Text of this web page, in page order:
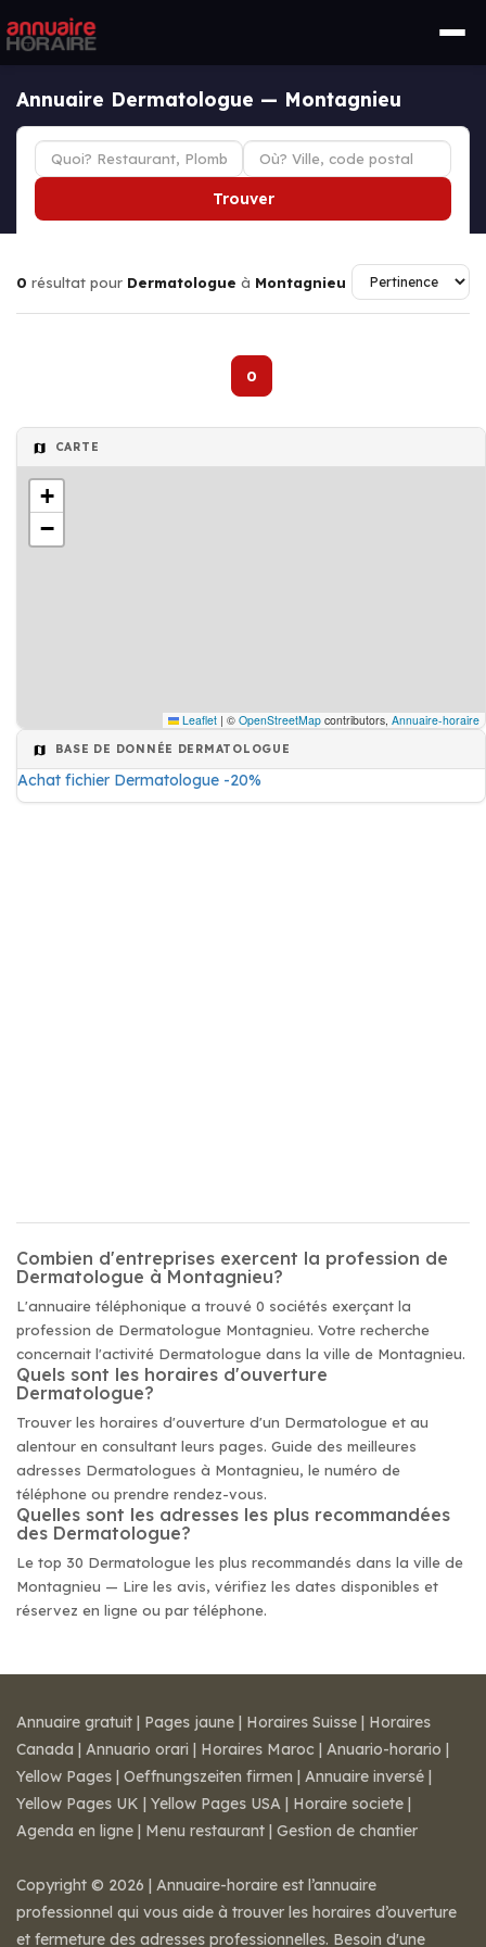
Annuaire Dermatologue — Montagnieu
Trouver
0 résultat pour Dermatologue à Montagnieu
0
CARTE
+
−
Leaflet | © OpenStreetMap contributors, Annuaire-horaire
BASE DE DONNÉE DERMATOLOGUE
Achat fichier Dermatologue -20%
Combien d'entreprises exercent la profession de
Dermatologue à Montagnieu?
L'annuaire téléphonique a trouvé 0 sociétés exerçant la
profession de Dermatologue Montagnieu. Votre recherche
concernait l'activité Dermatologue dans la ville de Montagnieu.
Quels sont les horaires d'ouverture
Dermatologue?
Trouver les horaires d'ouverture d'un Dermatologue et au
alentour en consultant leurs pages. Guide des meilleures
adresses Dermatologues à Montagnieu, le numéro de
téléphone ou prendre rendez-vous.
Quelles sont les adresses les plus recommandées
des Dermatologue?
Le top 30 Dermatologue les plus recommandés dans la ville de
Montagnieu — Lire les avis, vérifiez les dates disponibles et
réservez en ligne ou par téléphone.
Annuaire gratuit | Pages jaune | Horaires Suisse | Horaires
Canada | Annuario orari | Horaires Maroc | Anuario-horario |
Yellow Pages | Oeffnungszeiten firmen | Annuaire inversé |
Yellow Pages UK | Yellow Pages USA | Horaire societe |
Agenda en ligne | Menu restaurant | Gestion de chantier
Copyright © 2026 | Annuaire-horaire est l’annuaire
professionnel qui vous aide à trouver les horaires d’ouverture
et fermeture des adresses professionnelles. Besoin d'une